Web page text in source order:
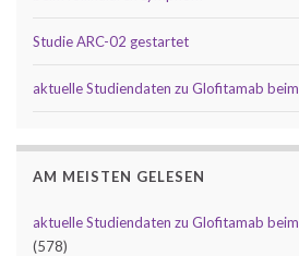
Studie ARC-02 gestartet
aktuelle Studiendaten zu Glofitamab
AM MEISTEN GELESEN
aktuelle Studiendaten zu Glofitamab
(578)